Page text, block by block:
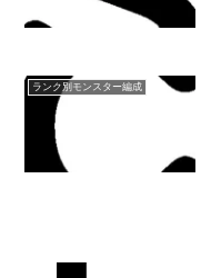
ランク別モンスター編成